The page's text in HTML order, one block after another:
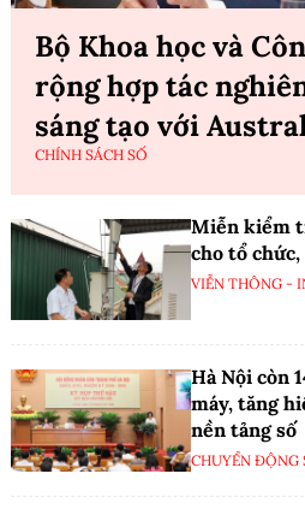
Bộ Khoa học và
rộng hợp tác
sáng tạo với
CHÍNH SÁCH SỐ
Miễn kiểm
cho tổ
VIỄN THÔNG -
Hà Nội còn
máy, tăng
nền tảng số
CHUYỂN ĐỘNG